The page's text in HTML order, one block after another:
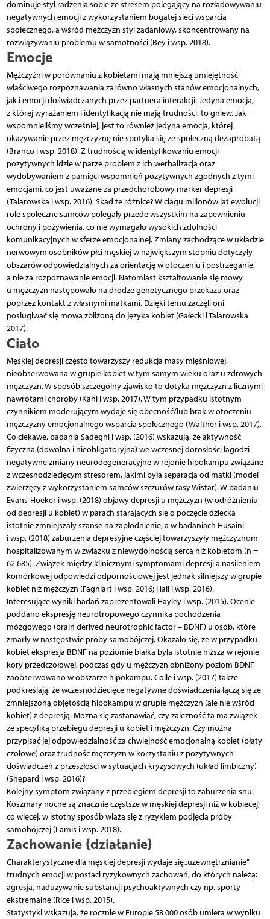
dominuje styl radzenia sobie ze stresem polegający na rozładowywaniu
negatywnych emocji z wykorzystaniem bogatej sieci wsparcia
społecznego, a wśród mężczyzn styl zadaniowy, skoncentrowany na
rozwiązywaniu problemu w samotności (Bey i wsp. 2018).
Emocje
Mężczyźni w porównaniu z kobietami mają mniejszą umiejętność
właściwego rozpoznawania zarówno własnych stanów emocjonalnych,
jak i emocji doświadczanych przez partnera interakcji. Jedyna emocja,
z której wyrażaniem i identyfikacją nie mają trudności, to gniew. Jak
wspomnieliśmy wcześniej, jest to również jedyna emocja, której
okazywanie przez mężczyznę nie spotyka się ze społeczną dezaprobatą
(Branco i wsp. 2018). Z trudnością w identyfikowaniu emocji
pozytywnych idzie w parze problem z ich werbalizacją oraz
wydobywaniem z pamięci wspomnień pozytywnych zgodnych z tymi
emocjami, co jest uważane za przedchorobowy marker depresji
(Talarowska i wsp. 2016). Skąd te różnice? W ciągu milionów lat ewolucji
role społeczne samców polegały przede wszystkim na zapewnieniu
ochrony i pożywienia, co nie wymagało wysokich zdolności
komunikacyjnych w sferze emocjonalnej. Zmiany zachodzące w układzie
nerwowym osobników płci męskiej w największym stopniu dotyczyły
obszarów odpowiedzialnych za orientację w otoczeniu i postrzeganie,
a nie za rozpoznawanie emocji. Natomiast kształtowanie się mowy
u mężczyzn następowało na drodze genetycznego przekazu oraz
poprzez kontakt z własnymi matkami. Dzięki temu zaczęli oni
posługiwać się mową zbliżoną do języka kobiet (Gałecki i Talarowska
2017).
Ciało
Męskiej depresji często towarzyszy redukcja masy mięśniowej,
nieobserwowana w grupie kobiet w tym samym wieku oraz u zdrowych
mężczyzn. W sposób szczególny zjawisko to dotyka mężczyzn z licznymi
nawrotami choroby (Kahl i wsp. 2017). W tym przypadku istotnym
czynnikiem moderującym wydaje się obecność/lub brak w otoczeniu
mężczyzny emocjonalnego wsparcia społecznego (Walther i wsp. 2017).
Co ciekawe, badania Sadeghi i wsp. (2016) wskazują, że aktywność
fizyczna (dowolna i nieobligatoryjna) we wczesnej dorosłości łagodzi
negatywne zmiany neurodegeneracyjne w rejonie hipokampu związane
z wczesnodziecięcym stresorem, jakimi była separacja od matki (model
zwierzęcy z wykorzystaniem samców szczurów rasy Wistar). W badaniu
Evans-Hoeker i wsp. (2018) objawy depresji u mężczyzn (w odróżnieniu
od depresji u kobiet) w parach starających się o poczęcie dziecka
istotnie zmniejszały szanse na zapłodnienie, a w badaniach Husaini
i wsp. (2018) zaburzenia depresyjne częściej towarzyszyły mężczyznom
hospitalizowanym w związku z niewydolnością serca niż kobietom (n =
62 685). Związek między klinicznymi symptomami depresji a nasileniem
komórkowej odpowiedzi odpornościowej jest jednak silniejszy w grupie
kobiet niż mężczyzn (Fagniart i wsp. 2016; Hall i wsp. 2016).
Interesujące wyniki badań zaprezentowali Hayley i wsp. (2015). Ocenie
poddano ekspresję neurotropowego czynnika pochodzenia
mózgowego (brain derived neurotrophic factor – BDNF) u osób, które
zmarły w następstwie próby samobójczej. Okazało się, że w przypadku
kobiet ekspresja BDNF na poziomie białka była istotnie niższa w rejonie
kory przedczołowej, podczas gdy u mężczyzn obniżony poziom BDNF
zaobserwowano w obszarze hipokampu. Colle i wsp. (2017) także
podkreślają, że wczesnodziecięce negatywne doświadczenia łączą się ze
zmniejszoną objętością hipokampu w grupie mężczyzn (ale nie wśród
kobiet) z depresją. Można się zastanawiać, czy zależność ta ma związek
ze specyfiką przebiegu depresji u kobiet i mężczyzn. Czy można
przypisać jej odpowiedzialność za chwiejność emocjonalną kobiet (płaty
czołowe) oraz trudność mężczyzn w korzystaniu z pozytywnych
doświadczeń z przeszłości w sytuacjach kryzysowych (układ limbiczny)
(Shepard i wsp. 2016)?
Kolejny symptom związany z przebiegiem depresji to zaburzenia snu.
Koszmary nocne są znacznie częstsze w męskiej depresji niż w kobiecej;
co więcej, w istotny sposób wiążą się z ryzykiem podjęcia próby
samobójczej (Lamis i wsp. 2018).
Zachowanie (działanie)
Charakterystyczne dla męskiej depresji wydaje się „uzewnętrznianie”
trudnych emocji w postaci ryzykownych zachowań, do których należą:
agresja, nadużywanie substancji psychoaktywnych czy np. sporty
ekstremalne (Rice i wsp. 2015).
Statystyki wskazują, że rocznie w Europie 58 000 osób umiera w wyniku